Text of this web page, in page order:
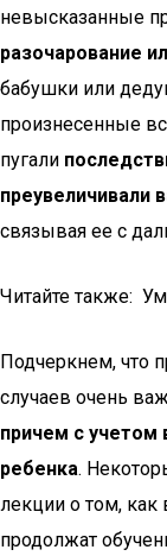
невысказанные
разочарование
бабушки или
произнесенные
пугали
преувеличивали
связывая ее с
Читайте также:
Подчеркнем, что
случаев очень
причем с учетом
ребенка.
лекции о том, как
продолжат